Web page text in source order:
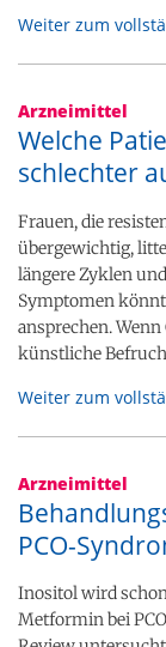
Weiter zum
Arzneimittel
Welche
schlechter
Frauen, die
übergewichtig,
längere Zyklen
Symptomen
ansprechen.
künstliche
Weiter zum
Arzneimittel
PCO-
Inositol wird
Metformin bei